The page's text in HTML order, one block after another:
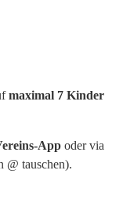
maximal 7 Kinder
App oder via
tauschen).